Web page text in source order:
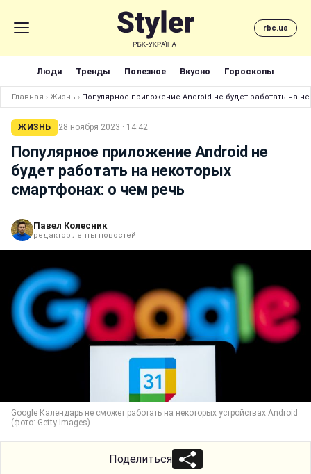
rbc.ua
Люди Тренды Полезное Вкусно Гороскопы
Главная › Жизнь › Популярное приложение Android не будет работать на
ЖИЗНЬ 28 ноября 2023 · 14:42
Популярное приложение Android не
будет работать на некоторых
смартфонах: о чем речь
Павел Колесник
редактор ленты новостей
Google Календарь не сможет работать на некоторых устройствах Android
(фото: Getty Images)
Поделиться